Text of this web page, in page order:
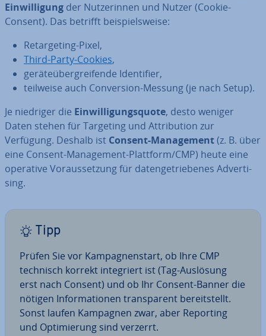
Ein­wil­li­gung der Nut­ze­rin­nen und Nutzer (Cookie-
Consent). Das betrifft bei­spiels­wei­se:
Re­tar­ge­ting-Pixel,
Third-Party-Cookies,
ge­rä­te­über­grei­fen­de Iden­ti­fier,
teilweise auch Con­ver­si­on-Messung (je nach Setup).
Je niedriger die Ein­wil­li­gungs­quo­te, desto weniger
Daten stehen für Targeting und At­tri­bu­ti­on zur
Verfügung. Deshalb ist Consent-Ma­nage­ment(z. B. über
eine Consent-Ma­nage­ment-Plattform/CMP) heute eine
operative Vor­aus­set­zung für da­ten­ge­trie­be­nes Ad­ver­ti­
sing.
Tipp
Prüfen Sie vor Kam­pa­gnen­start, ob Ihre CMP
technisch korrekt in­te­griert ist (Tag-Auslösung
erst nach Consent) und ob Ihr Consent-Banner die
nötigen In­for­ma­tio­nen trans­pa­rent be­reit­stellt.
Sonst laufen Kampagnen zwar, aber Reporting
und Op­ti­mie­rung sind verzerrt.